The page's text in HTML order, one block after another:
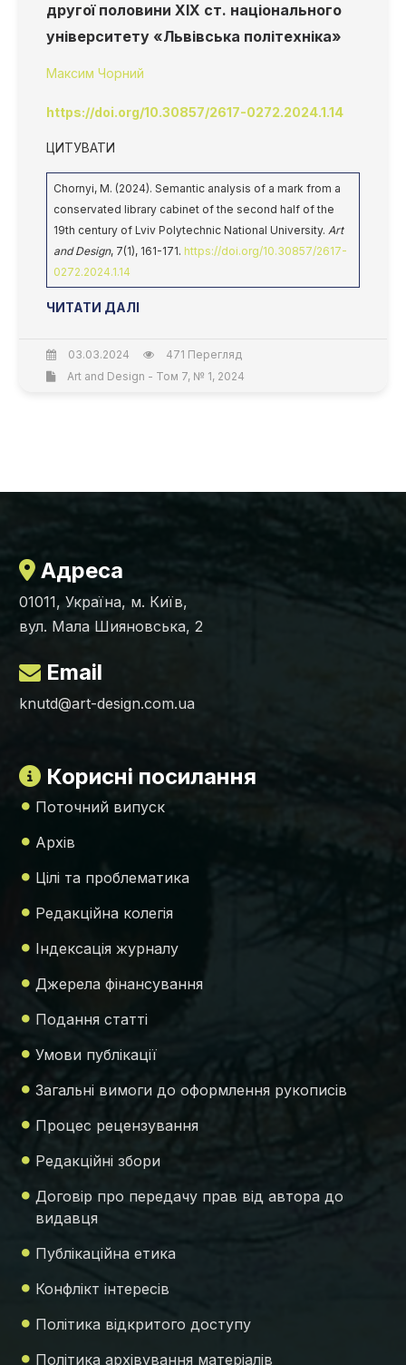
другої половини XIX ст. національного
університету «Львівська політехніка»
Максим Чорний
https://doi.org/10.30857/2617-0272.2024.1.14
ЦИТУВАТИ
Chornyi, M. (2024). Semantic analysis of a mark from a
conservated library cabinet of the second half of the
19th century of Lviv Polytechnic National University. Art
and Design, 7(1), 161-171. https://doi.org/10.30857/2617-
0272.2024.1.14
ЧИТАТИ ДАЛІ
03.03.2024
471 Перегляд
Art and Design - Том 7, № 1, 2024
Адреса
01011, Україна, м. Київ,
вул. Мала Шияновська, 2
Email
knutd@art-design.com.ua
Корисні посилання
Поточний випуск
Архів
Цілі та проблематика
Редакційна колегія
Індексація журналу
Джерела фінансування
Подання статті
Умови публікації
Загальні вимоги до оформлення рукописів
Процес рецензування
Редакційні збори
Договір про передачу прав від автора до
видавця
Публікаційна етика
Конфлікт інтересів
Політика відкритого доступу
Політика архівування матеріалів